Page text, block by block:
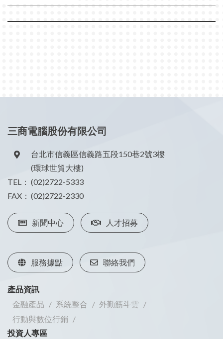
三商電腦股份有限公司
台北市信義區信義路五段150巷2號3樓
(環球世貿大樓)
TEL： (02)2722-5333
FAX： (02)2722-2330
新聞中心 人才招募
服務據點 聯絡我們
產品資訊
金融產品
系統整合
外勤筋斗雲
行動與數位行銷
投資人專區